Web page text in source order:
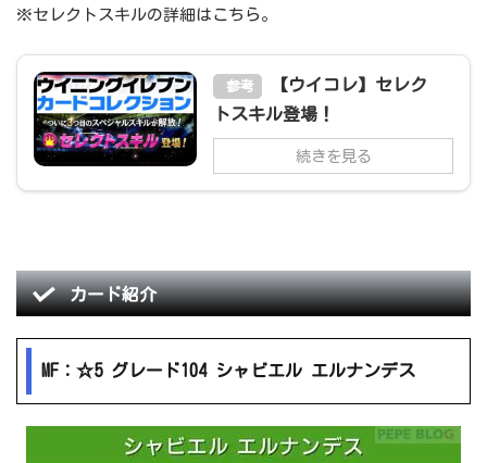
※セレクトスキルの詳細はこちら。
参考
【ウイコレ】セレク
トスキル登場！
続きを見る
カード紹介
MF：☆5 グレード104 シャビエル エルナンデス